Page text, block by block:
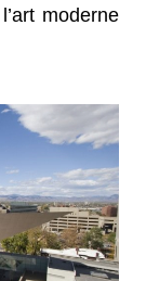
moderne